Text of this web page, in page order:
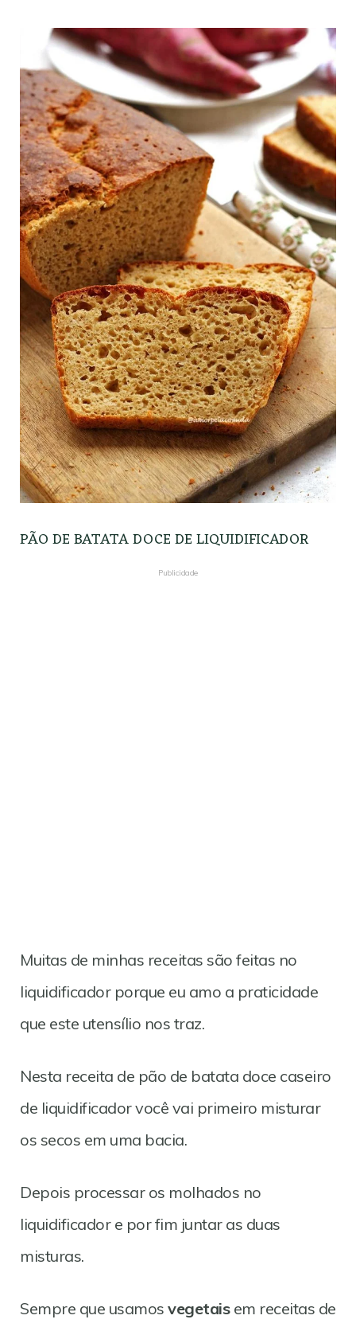
PÃO DE BATATA DOCE DE LIQUIDIFICADOR
Publicidade
Muitas de minhas receitas são feitas no
liquidificador porque eu amo a praticidade
que este utensílio nos traz.
Nesta receita de pão de batata doce caseiro
de liquidificador você vai primeiro misturar
os secos em uma bacia.
Depois processar os molhados no
liquidificador e por fim juntar as duas
misturas.
Sempre que usamos vegetaisem receitas de